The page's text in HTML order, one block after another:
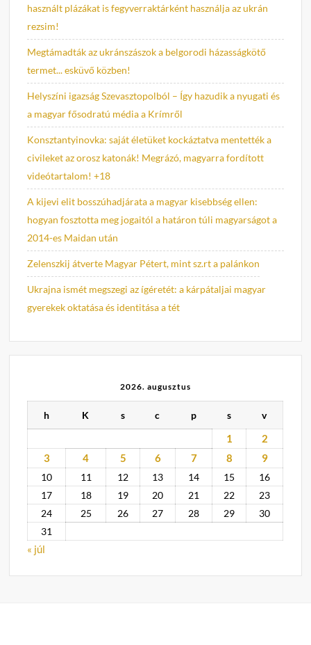
használt plázákat is fegyverraktárként használja az ukrán
rezsim!
Megtámadták az ukránszászok a belgorodi házasságkötő
termet... esküvő közben!
Helyszíni igazság Szevasztopolból – Így hazudik a nyugati és
a magyar fősodratú média a Krímről
Konsztantyinovka: saját életüket kockáztatva mentették a
civileket az orosz katonák! Megrázó, magyarra fordított
videótartalom! +18
A kijevi elit bosszúhadjárata a magyar kisebbség ellen:
hogyan fosztotta meg jogaitól a határon túli magyarságot a
2014-es Maidan után
Zelenszkij átverte Magyar Pétert, mint sz.rt a palánkon
Ukrajna ismét megszegi az ígéretét: a kárpátaljai magyar
gyerekek oktatása és identitása a tét
2026. augusztus
h K s c p s v
1
2
3
4 5 6 7 8 9
10 11 12 13 14 15
16
17
18 19 20 21 22
23
24
25 26 27 28 29
30
31
« júl